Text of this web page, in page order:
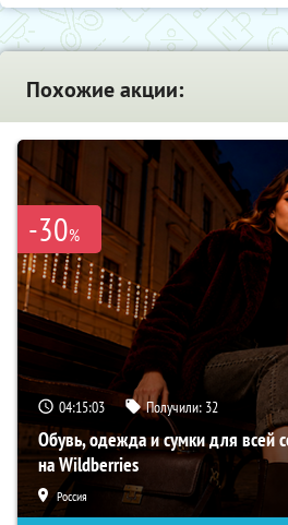
Похожие акции:
-30%
04:15:02 Получили: 32
Обувь, одежда и сумки для всей
на Wildberries
Россия